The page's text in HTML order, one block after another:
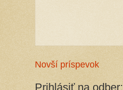
Novší príspevok
Prihlásiť na odber: